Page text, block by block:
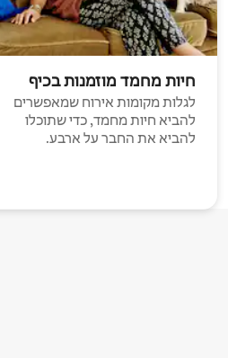
חיות מחמד מוזמנות בכיף
לגלות מקומות אירוח שמאפשרים
להביא חיות מחמד, כדי שתוכלו
להביא את החבר על ארבע.